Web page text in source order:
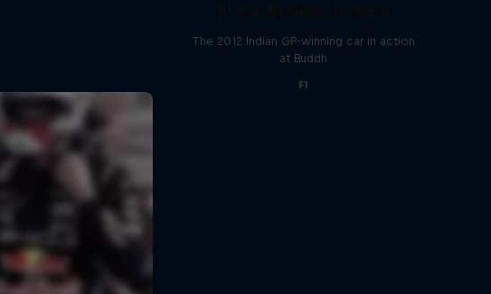
The 2012 Indian GP-winning car in action
at Buddh
F1